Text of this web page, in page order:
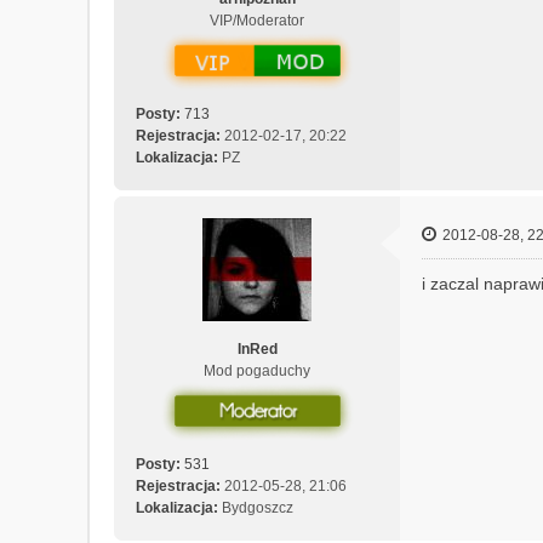
VIP/Moderator
Posty: 713
Rejestracja: 2012-02-17, 20:22
Lokalizacja: PZ
InRed
Mod pogaduchy
Posty: 531
Rejestracja: 2012-05-28, 21:06
Lokalizacja: Bydgoszcz
2012-08-28,
i zaczal